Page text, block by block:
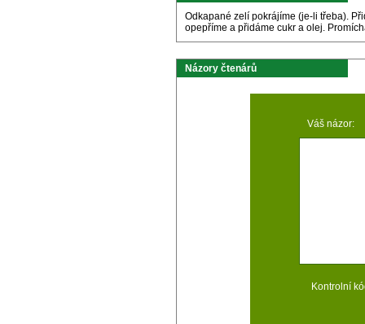
Odkapané zelí pokrájíme (je-li třeba).
opepříme a přidáme cukr a olej.
Názory čtenárů
Váš názor:
Kontrolní